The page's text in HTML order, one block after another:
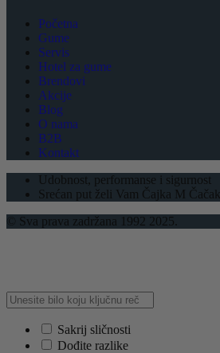
Početna
Gume
Servis
Hotel za gume
Brendovi
Akcije
Blog
O nama
B2B
Kontakt
Udobnost, performanse i sigurnost
Srećan put želi Vam Čajka M Čačak
© Sva prava zadržana 1992 2025.
Sakrij sličnosti
Dođite razlike